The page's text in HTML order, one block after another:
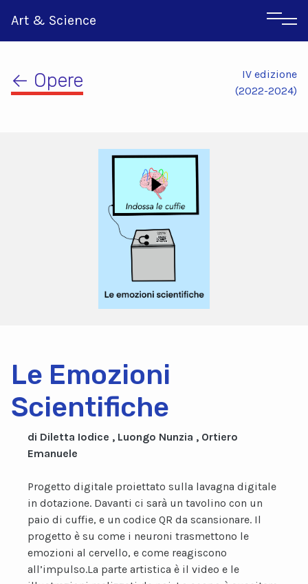
Art & Science
← Opere
IV edizione
(2022-2024)
Le Emozioni
Scientifiche
di Diletta Iodice , Luongo Nunzia , Ortiero
Emanuele
Progetto digitale proiettato sulla lavagna digitale
in dotazione. Davanti ci sarà un tavolino con un
paio di cuffie, e un codice QR da scansionare. Il
progetto è su come i neuroni trasmettono le
emozioni al cervello, e come reagiscono
all’impulso.La parte artistica è il video e le